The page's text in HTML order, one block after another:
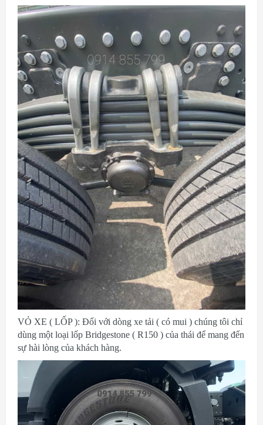
VỎ XE ( LỐP ): Đối với dòng xe tải ( có mui ) chúng tôi chỉ
dùng một loại lốp Bridgestone ( R150 ) của thái để mang đến
sự hài lòng của khách hàng.